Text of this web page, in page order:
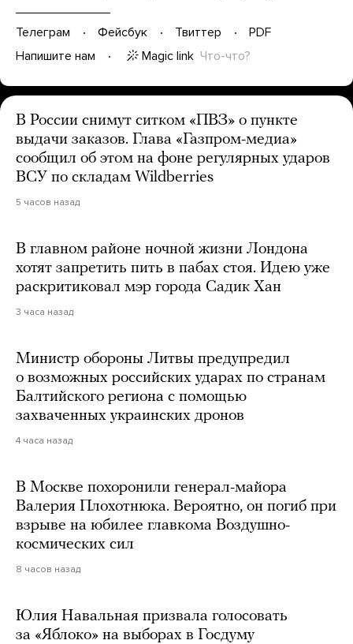
Телеграм Фейсбук Твиттер
PDF
Напишите нам
Magic link Что-что?
В России снимут ситком «ПВЗ» о пункте
выдачи заказов. Глава «Газпром-медиа»
сообщил об этом на фоне регулярных ударов
ВСУ по складам Wildberries
5 часов назад
В главном районе ночной жизни Лондона
хотят запретить пить в пабах стоя. Идею уже
раскритиковал мэр города Садик Хан
3 часа назад
Министр обороны Литвы предупредил
о возможных российских ударах по странам
Балтийского региона с помощью
захваченных украинских дронов
4 часа назад
В Москве похоронили генерал-майора
Валерия Плохотнюка. Вероятно, он погиб при
взрыве на юбилее главкома Воздушно-
космических сил
8 часов назад
Юлия Навальная призвала голосовать
за «Яблоко» на выборах в Госдуму